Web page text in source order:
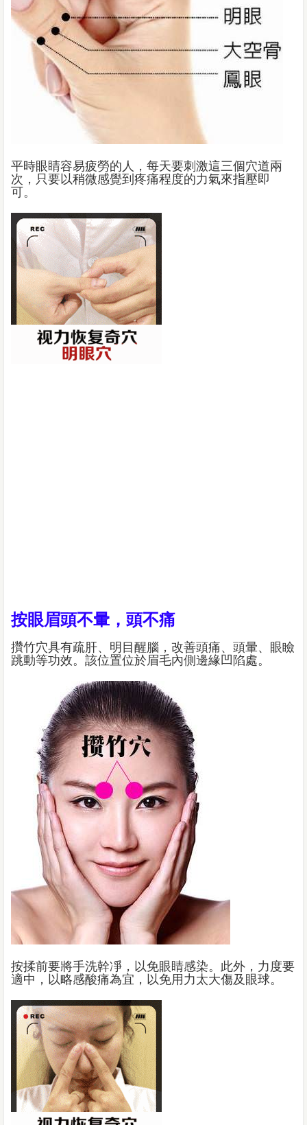
平時眼睛容易疲勞的人，每天要刺激這三個穴道兩
次，只要以稍微感覺到疼痛程度的力氣來指壓即
可。
按眼眉頭不暈，頭不痛
攢竹穴具有疏肝、明目醒腦，改善頭痛、頭暈、眼瞼
跳動等功效。該位置位於眉毛內側邊緣凹陷處。
按揉前要將手洗幹凈，以免眼睛感染。此外，力度要
適中，以略感酸痛為宜，以免用力太大傷及眼球。